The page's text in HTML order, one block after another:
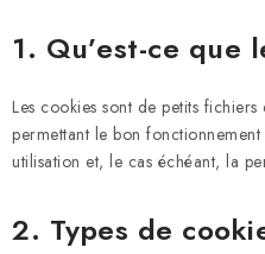
NOS REVENDEURS
APPLICATION
1. Qu’est-ce que
Les cookies sont de petits
permettant le bon fonctionnement
utilisation et, le cas échéant, la
2. Types de